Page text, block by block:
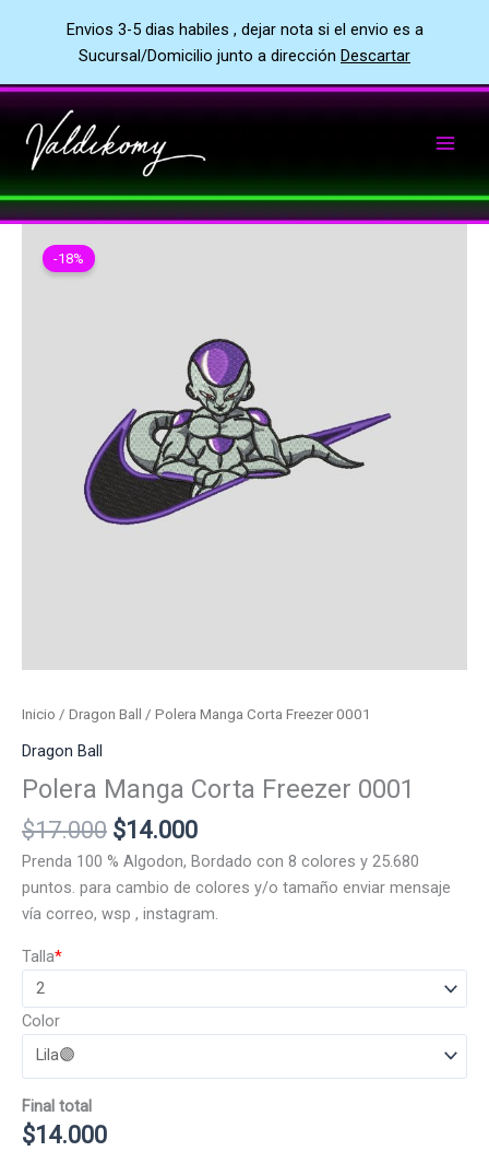
Envios 3-5 dias habiles , dejar nota si el envio es a
Sucursal/Domicilio junto a dirección Descartar
al
contenido
-18%
Inicio / Dragon Ball / Polera Manga Corta Freezer 0001
Dragon Ball
Polera Manga Corta Freezer 0001
$17.000 El
precio
original
era:
$14.000El
precio
actual
es:
Prenda 100 % Algodon, Bordado con 8 colores y 25.680
puntos. para cambio de colores y/o tamaño enviar mensaje
vía correo, wsp , instagram.
*
Talla
Color
Final total
$14.000